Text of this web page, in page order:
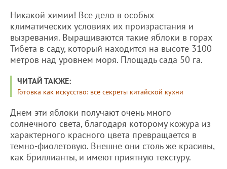
Никакой химии! Все дело в особых
климатических условиях их произрастания и
вызревания. Выращиваются такие яблоки в горах
Тибета в саду, который находится на высоте 3100
метров над уровнем моря. Площадь сада 50 га.
ЧИТАЙ ТАКЖЕ:
Готовка как искусство: все секреты китайской кухни
Днем эти яблоки получают очень много
солнечного света, благодаря которому кожура из
характерного красного цвета превращается в
темно-фиолетовую. Внешне они столь же красивы,
как бриллианты, и имеют приятную текстуру.